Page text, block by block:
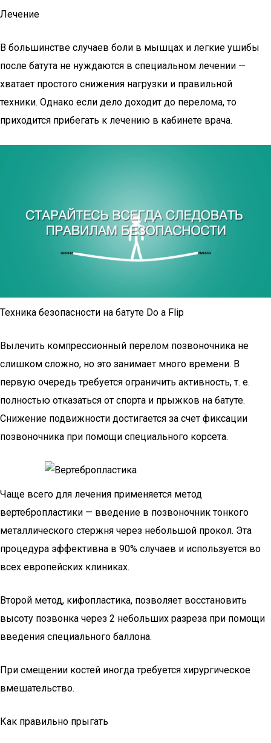
Лечение
В большинстве случаев боли в мышцах и легкие ушибы
после батута не нуждаются в специальном лечении —
хватает простого снижения нагрузки и правильной
техники. Однако если дело доходит до перелома, то
приходится прибегать к лечению в кабинете врача.
Техника безопасности на батуте Do a Flip
Вылечить компрессионный перелом позвоночника не
слишком сложно, но это занимает много времени. В
первую очередь требуется ограничить активность, т. е.
полностью отказаться от спорта и прыжков на батуте.
Снижение подвижности достигается за счет фиксации
позвоночника при помощи специального корсета.
Чаще всего для лечения применяется метод
вертебропластики — введение в позвоночник тонкого
металлического стержня через небольшой прокол. Эта
процедура эффективна в 90% случаев и используется во
всех европейских клиниках.
Второй метод, кифопластика, позволяет восстановить
высоту позвонка через 2 небольших разреза при помощи
введения специального баллона.
При смещении костей иногда требуется хирургическое
вмешательство.
Как правильно прыгать